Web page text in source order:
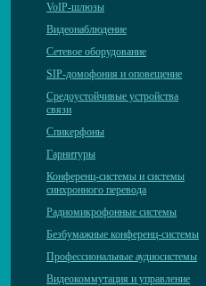
VoIP-шлюзы
Видеонаблюдение
Сетевое оборудование
SIP-домофония и оповещение
Средоустойчивые устройства
связи
Спикерфоны
Гарнитуры
Конференц-системы и системы
синхронного перевода
Радиомикрофонные системы
Безбумажные конференц-системы
Профессиональные аудиосистемы
Видеокоммутация и управление